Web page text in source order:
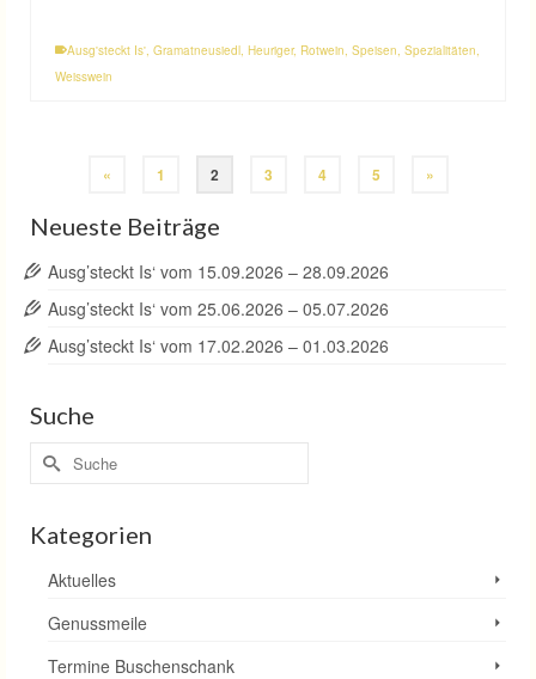
Ausg'steckt Is', Gramatneusiedl, Heuriger, Rotwein, Speisen, Spezialitäten,
Weisswein
« 1 2 3 4 5 »
Neueste Beiträge
Ausg’steckt Is‘ vom 15.09.2026 – 28.09.2026
Ausg’steckt Is‘ vom 25.06.2026 – 05.07.2026
Ausg’steckt Is‘ vom 17.02.2026 – 01.03.2026
Suche
Suche
nach:
Kategorien
Aktuelles
Genussmeile
Termine Buschenschank